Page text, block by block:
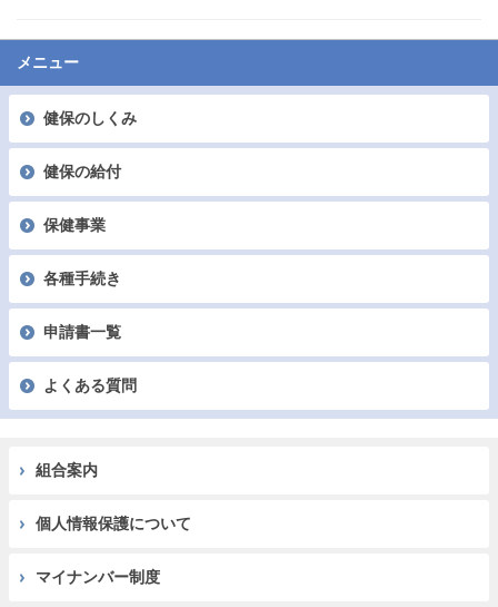
メニュー
健保のしくみ
健保の給付
保健事業
各種手続き
申請書一覧
よくある質問
組合案内
個人情報保護について
マイナンバー制度